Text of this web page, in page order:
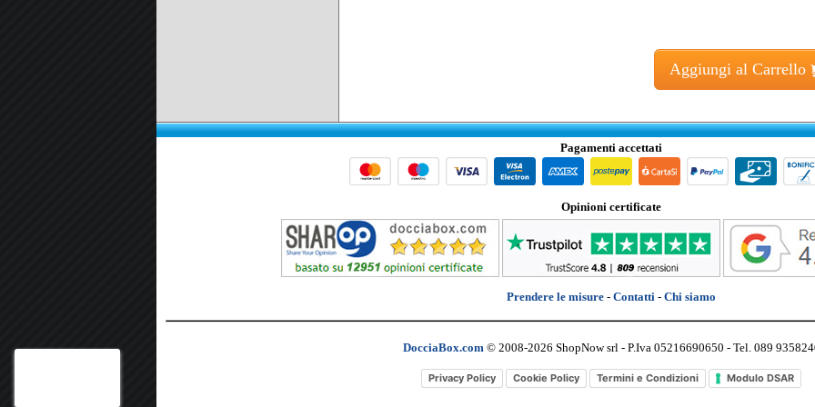
Aggiungi al Carrello
Pagamenti accettati
Opinioni certificate
Prendere le misure - Contatti - Chi siamo
DocciaBox.com © 2008-2026 ShopNow srl - P.Iva 05216690650 - Tel. 089
Privacy Policy Cookie Policy Termini e Condizioni Modulo DSAR